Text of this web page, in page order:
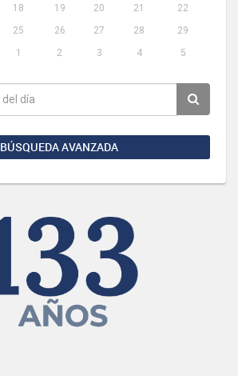
18 19 20 21
22
25 26 27 28
29
1 2 3 4 5
BÚSQUEDA AVANZADA